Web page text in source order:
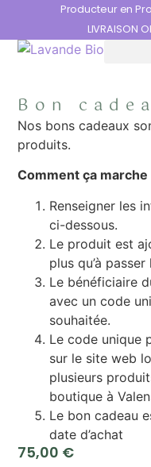
Producteur en
LIVRAISON
Bon
Nos bons cadeaux
produits.
Comment ça marche
Renseigner les
ci-dessous.
Le produit est
plus qu’à
Le bénéficiaire
avec un code
souhaitée.
Le code unique
sur le site web
plusieurs
boutique à
Le bon cadeau
date d’achat
75,00 €
Panneau de gestion des